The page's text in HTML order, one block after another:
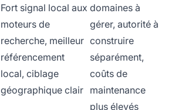
Fort signal local aux
moteurs de
recherche, meilleur
référencement
local, ciblage
géographique clair
domaines à
gérer, autorité à
construire
séparément,
coûts de
maintenance
plus élevés